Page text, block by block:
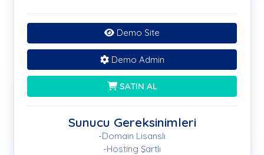
Demo Site
Demo Admin
SATIN AL
Sunucu Gereksinimleri
-Domain Lisanslı
-Hosting Şartlı